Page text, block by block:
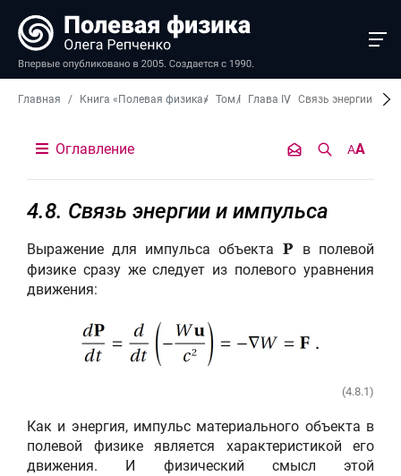
Главная Книга «Полевая физика» Том I Глава IV Связь энергии и
Оглавление AA
4.8. Связь энергии и импульса
Выражение для импульса объекта P
в полевой
физике сразу же следует из полевого уравнения
движения:
(4.8.1)
Как и энергия, импульс материального объекта в
полевой физике является характеристикой его
движения. И физический смысл этой